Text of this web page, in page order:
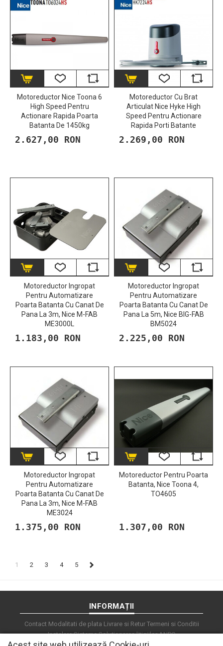
Motoreductor Nice Toona 6
High Speed Pentru
Actionare Rapida Poarta
Batanta De 1450kg
2.627,00 RON
​Motoreductor Cu Brat
Articulat Nice Hyke High
Speed Pentru Actionare
Rapida Porti Batante
2.269,00 RON
Motoreductor Ingropat
Pentru Automatizare
Poarta Batanta Cu Canat De
Pana La 3m, Nice M-FAB
ME3000L
1.183,00 RON
Motoreductor Ingropat
Pentru Automatizare
Poarta Batanta Cu Canat De
Pana La 5m, Nice BIG-FAB
BM5024
2.225,00 RON
Motoreductor Ingropat
Pentru Automatizare
Poarta Batanta Cu Canat De
Pana La 3m, Nice M-FAB
ME3024
1.375,00 RON
Motoreductor Pentru Poarta
Batanta, Nice Toona 4,
TO4605
1.307,00 RON
1 2 3 4 5
INFORMAȚII
Contact Modalitati de plata Livrare si Retur Termeni si Conditii
Instalare Sisteme Soluționarea litigiilor ANPC